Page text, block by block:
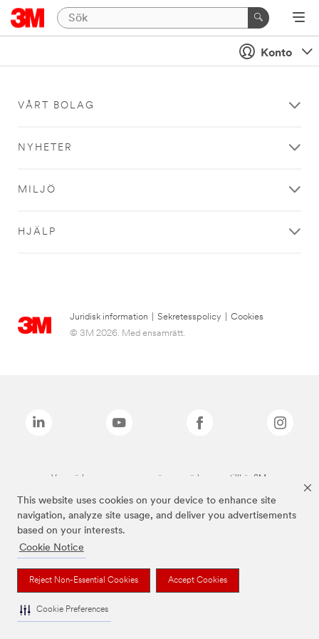
This website uses cookies on your device to enhance site
navigation, analyze site usage, and deliver you advertisements
based on your interests.
Cookie Notice
Reject Non-Essential Cookies Accept Cookies
Cookie Preferences
Konto
VÅRT BOLAG
NYHETER
MILJÖ
HJÄLP
Juridisk information Sekretesspolicy
Cookies
© 3M 2026. Med ensamrätt.
Varumärken som anges ovan är varumärken som tillhör 3M.